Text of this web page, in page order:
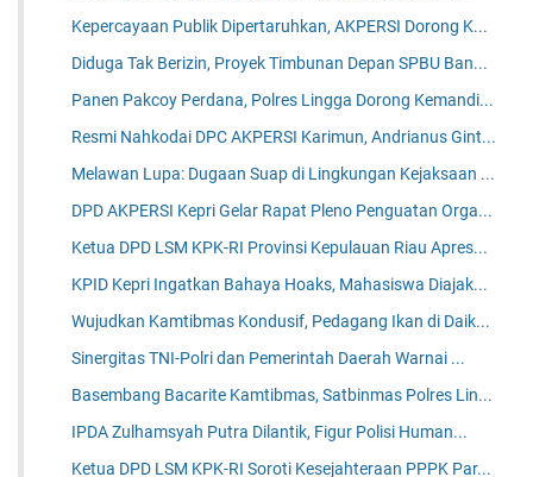
Kepercayaan Publik Dipertaruhkan, AKPERSI Dorong K...
Diduga Tak Berizin, Proyek Timbunan Depan SPBU Ban...
Panen Pakcoy Perdana, Polres Lingga Dorong Kemandi...
Resmi Nahkodai DPC AKPERSI Karimun, Andrianus Gint...
Melawan Lupa: Dugaan Suap di Lingkungan Kejaksaan ...
DPD AKPERSI Kepri Gelar Rapat Pleno Penguatan Orga...
Ketua DPD LSM KPK-RI Provinsi Kepulauan Riau Apres...
KPID Kepri Ingatkan Bahaya Hoaks, Mahasiswa Diajak...
Wujudkan Kamtibmas Kondusif, Pedagang Ikan di Daik...
Sinergitas TNI-Polri dan Pemerintah Daerah Warnai ...
Basembang Bacarite Kamtibmas, Satbinmas Polres Lin...
IPDA Zulhamsyah Putra Dilantik, Figur Polisi Human...
Ketua DPD LSM KPK-RI Soroti Kesejahteraan PPPK Par...